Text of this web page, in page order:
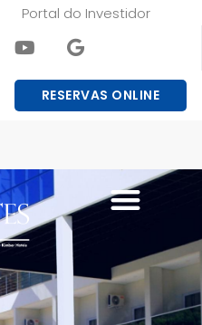
Portal do Investidor
RESERVAS ONLINE